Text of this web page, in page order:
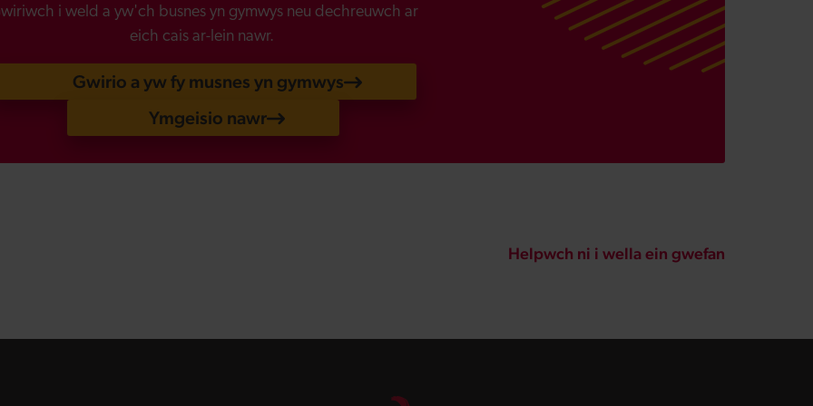
i weld a yw'ch busnes yn gymwys neu dechreuwch ar
eich cais ar-lein nawr.
Gwirio a yw fy musnes yn gymwys
Ymgeisio nawr
Helpwch ni i wella ein gwefan